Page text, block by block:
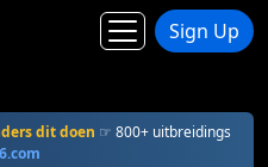
Sign Up
dit doen ☞ 800+ uitbreidings